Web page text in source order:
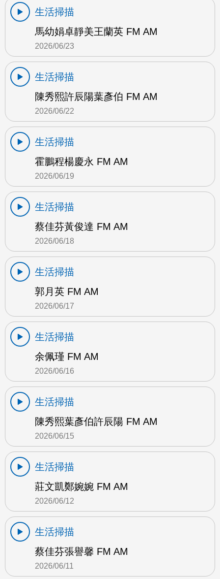
生活掃描
馬幼娟卓靜美王蘭英 FM AM
2026/06/23
生活掃描
陳秀熙許辰陽葉彥伯 FM AM
2026/06/22
生活掃描
霍鵬程楊慶永 FM AM
2026/06/19
生活掃描
蔡佳芬黃俊達 FM AM
2026/06/18
生活掃描
郭月英 FM AM
2026/06/17
生活掃描
余佩瑾 FM AM
2026/06/16
生活掃描
陳秀熙葉彥伯許辰陽 FM AM
2026/06/15
生活掃描
莊文凱鄭婉婉 FM AM
2026/06/12
生活掃描
蔡佳芬張譽馨 FM AM
2026/06/11